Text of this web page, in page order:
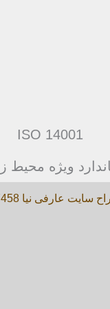
ISO 14001
ویژه